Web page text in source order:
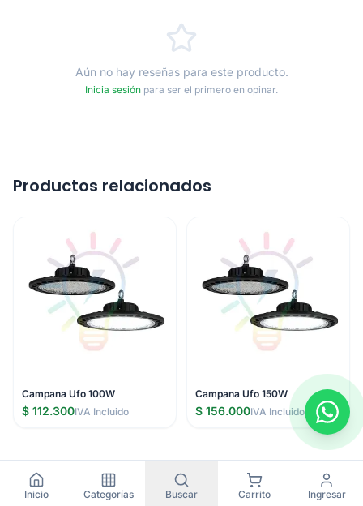
Aún no hay reseñas para este producto.
Inicia sesión para ser el primero en opinar.
Productos relacionados
Campana Ufo 100W
$ 112.300IVA Incluido
Campana Ufo 150W
$ 156.000IVA Incluido
Inicio Categorías Buscar Carrito Ingresar